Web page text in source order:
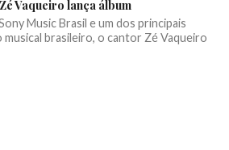
Vaqueiro lança álbum
Music Brasil e um dos principais
musical brasileiro, o cantor Zé Vaqueiro